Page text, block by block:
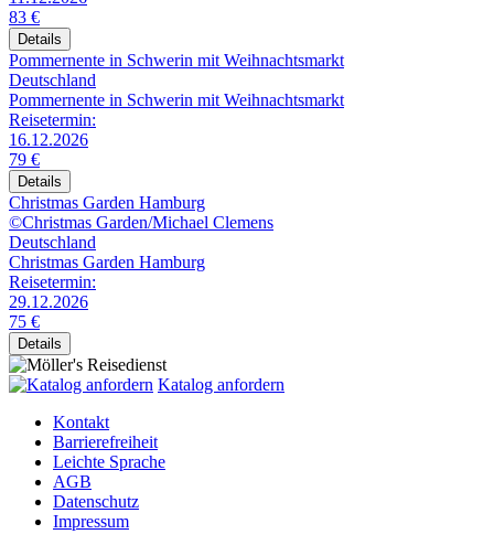
83 €
Details
Pommernente in Schwerin mit Weihnachtsmarkt
Deutschland
Pommernente in Schwerin mit Weihnachtsmarkt
Reisetermin:
16.12.2026
79 €
Details
Christmas Garden Hamburg
©Christmas Garden/Michael Clemens
Deutschland
Christmas Garden Hamburg
Reisetermin:
29.12.2026
75 €
Details
Katalog anfordern
Kontakt
Barrierefreiheit
Leichte Sprache
AGB
Datenschutz
Impressum